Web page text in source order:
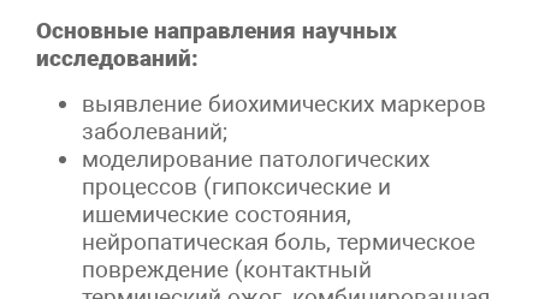
Основные направления научных
исследований:
выявление биохимических маркеров
заболеваний;
моделирование патологических
процессов (гипоксические и
ишемические состояния,
нейропатическая боль, термическое
повреждение (контактный